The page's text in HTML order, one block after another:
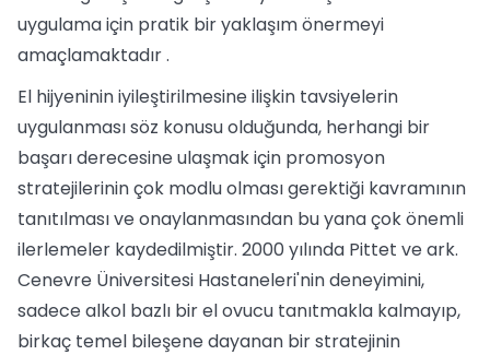
uygulama için pratik bir yaklaşım önermeyi
amaçlamaktadır .
El hijyeninin iyileştirilmesine ilişkin tavsiyelerin
uygulanması söz konusu olduğunda, herhangi bir
başarı derecesine ulaşmak için promosyon
stratejilerinin çok modlu olması gerektiği kavramının
tanıtılması ve onaylanmasından bu yana çok önemli
ilerlemeler kaydedilmiştir. 2000 yılında Pittet ve ark.
Cenevre Üniversitesi Hastaneleri'nin deneyimini,
sadece alkol bazlı bir el ovucu tanıtmakla kalmayıp,
birkaç temel bileşene dayanan bir stratejinin